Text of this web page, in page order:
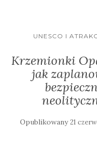
UNESCO I
Krzemionki
jak
Opublikowany21